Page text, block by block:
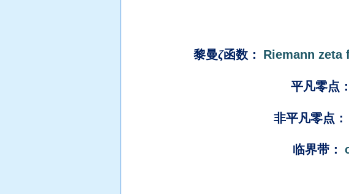
黎曼ζ函数： Riemann zeta
平凡零点 ：
非平凡零点 ：
临界带：